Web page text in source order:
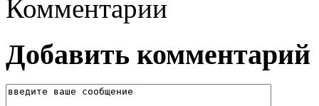
Комментарии
Добавить комментарий